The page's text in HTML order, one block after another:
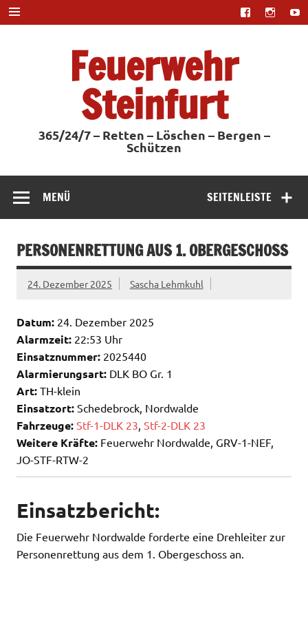
Zum
Inhalt
springen
Feuerwehr
Steinfurt
365/24/7 – Retten – Löschen – Bergen –
Schützen
SEITENLEISTE
MENÜ
PERSONENRETTUNG AUS 1. OBERGESCHOSS
24. Dezember 2025 Sascha Lehmkuhl
Datum: 24. Dezember 2025
Alarmzeit: 22:53 Uhr
Einsatznummer: 2025440
Alarmierungsart: DLK BO Gr. 1
Art: TH-klein
Einsatzort: Schedebrock, Nordwalde
Fahrzeuge: Stf-1-DLK 23 Stf-2-DLK 23
Weitere Kräfte: Feuerwehr Nordwalde, GRV-1-NEF,
JO-STF-RTW-2
Einsatzbericht:
Die Feuerwehr Nordwalde forderte eine Drehleiter zur
Personenrettung aus dem 1. Obergeschoss an.